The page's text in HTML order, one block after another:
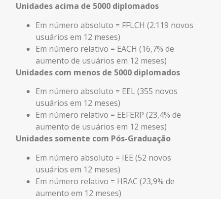
Unidades acima de 5000 diplomados
Em número absoluto = FFLCH (2.119 novos
usuários em 12 meses)
Em número relativo = EACH (16,7% de
aumento de usuários em 12 meses)
Unidades com menos de 5000 diplomados
Em número absoluto = EEL (355 novos
usuários em 12 meses)
Em número relativo = EEFERP (23,4% de
aumento de usuários em 12 meses)
Unidades somente com Pós-Graduação
Em número absoluto = IEE (52 novos
usuários em 12 meses)
Em número relativo = HRAC (23,9% de
aumento em 12 meses)